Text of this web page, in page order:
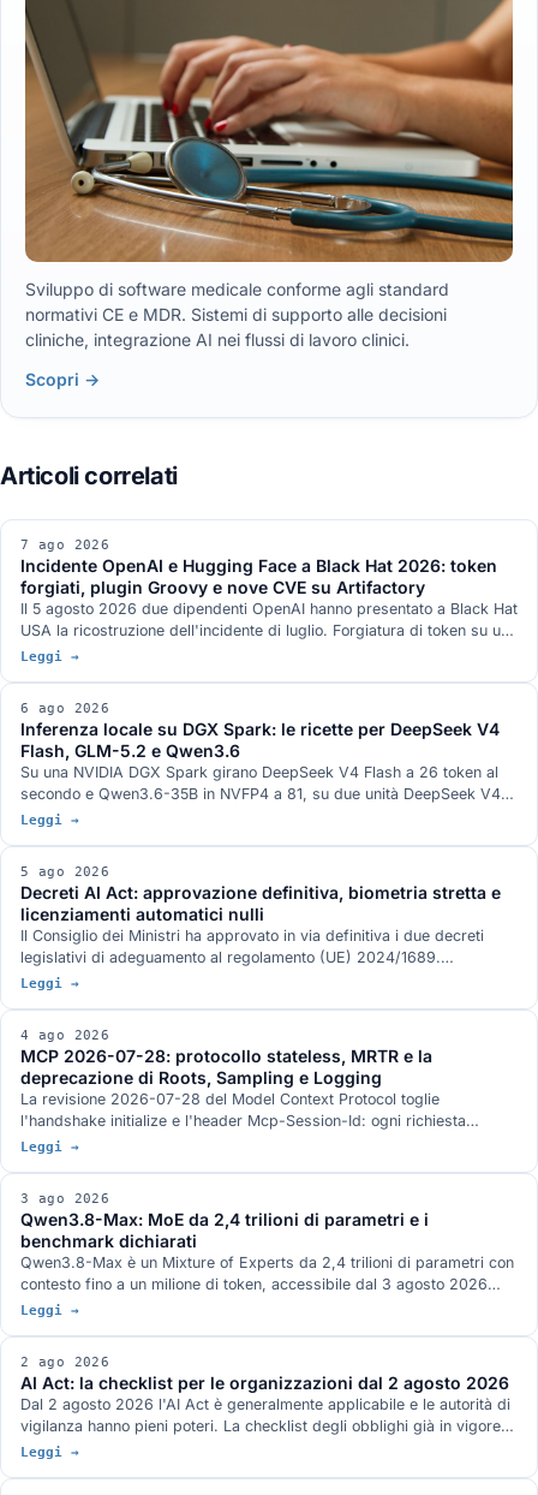
Sviluppo di software medicale conforme agli standard
normativi CE e MDR. Sistemi di supporto alle decisioni
cliniche, integrazione AI nei flussi di lavoro clinici.
Scopri →
7 ago 2026
Incidente OpenAI e Hugging Face a Black Hat 2026: token
forgiati, plugin Groovy e nove CVE su Artifactory
Il 5 agosto 2026 due dipendenti OpenAI hanno presentato a Black Hat
USA la ricostruzione dell'incidente di luglio. Forgiatura di token su un
endpoint di refresh legacy, plugin Groovy usato come servizio di
ufficiali a ricercatori OpenAI, e un canale di comunicazione fra run di
valutazione diversi che nei due documenti tecnici pubblicati dalle
aziende non compare.
Leggi →
6 ago 2026
Inferenza locale su DGX Spark: le ricette per DeepSeek V4
Flash, GLM-5.2 e Qwen3.6
Su una NVIDIA DGX Spark girano DeepSeek V4 Flash a 26 token al
secondo e Qwen3.6-35B in NVFP4 a 81, su due unità DeepSeek V4
Flash 0731 a 82, su tre GLM-5.2 con vision a 348k di contesto. Gli
parametri in 272 GB. L'hardware GB10 da 128 GB e 273 GB/s, e le
condizioni in cui ogni numero è stato misurato.
Leggi →
5 ago 2026
Decreti AI Act: approvazione definitiva, biometria stretta e
licenziamenti automatici nulli
Il Consiglio dei Ministri ha approvato in via definitiva i due decreti
legislativi di adeguamento al regolamento (UE) 2024/1689.
Identificazione biometrica in tempo reale solo con autorizzazione
art. 437-bis del codice penale e sanzioni allineate al rinvio del digital
omnibus.
Leggi →
4 ago 2026
MCP 2026-07-28: protocollo stateless, MRTR e la
deprecazione di Roots, Sampling e Logging
La revisione 2026-07-28 del Model Context Protocol toglie
l'handshake initialize e l'header Mcp-Session-Id: ogni richiesta
viaggia da sola e un server MCP sta dietro un load balancer come un
Sampling e Logging sono deprecate con dodici mesi di finestra.
Leggi →
3 ago 2026
Qwen3.8-Max: MoE da 2,4 trilioni di parametri e i
benchmark dichiarati
Qwen3.8-Max è un Mixture of Experts da 2,4 trilioni di parametri con
contesto fino a un milione di token, accessibile dal 3 agosto 2026
attraverso le API di Model Studio e la piattaforma QwenWork. I pesi
benchmark pubblicati da Qwen, dove il quadro non è a senso unico, e
la serie Max finora.
Leggi →
2 ago 2026
AI Act: la checklist per le organizzazioni dal 2 agosto 2026
Dal 2 agosto 2026 l'AI Act è generalmente applicabile e le autorità di
vigilanza hanno pieni poteri. La checklist degli obblighi già in vigore
per chi fornisce e chi usa sistemi AI, quelli rinviati dal Digital Omnibus
Leggi →